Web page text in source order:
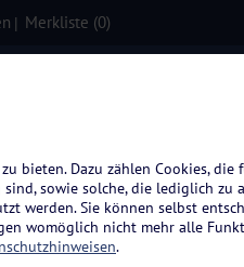
Merkliste (0)
bieten. Dazu zählen Cookies,
sowie solche, die lediglich zu
werden. Sie können selbst
womöglich nicht mehr alle
.